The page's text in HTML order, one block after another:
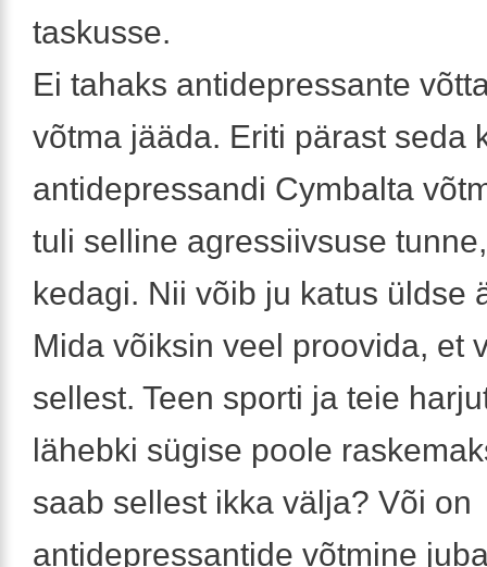
taskusse.
Ei tahaks antidepressante
võtma jääda. Eriti pärast seda
antidepressandi Cymbalta
tuli selline agressiivsuse
kedagi. Nii võib ju katus üldse
Mida võiksin veel proovida, et
sellest. Teen sporti ja teie
lähebki sügise poole
saab sellest ikka välja? Või on
antidepressantide võtmine